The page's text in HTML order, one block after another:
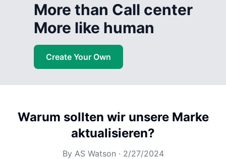
More than Call center
More like human
Create Your Own
Warum sollten wir unsere Marke
aktualisieren?
By AS Watson · 2/27/2024